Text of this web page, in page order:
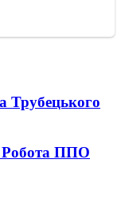
Трубецького
Робота ППО